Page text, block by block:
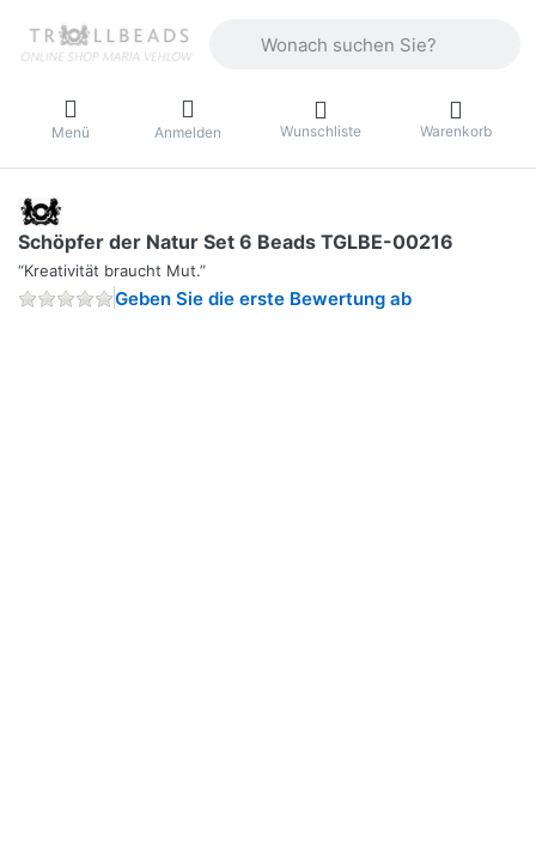
Menü Anmelden Wunschliste Warenkorb
Schöpfer der Natur Set 6 Beads TGLBE-00216
“Kreativität braucht Mut.”
Geben Sie die erste Bewertung ab